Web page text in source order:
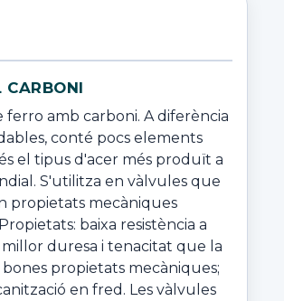
CARBONI
ferro amb carboni. A diferència
conté pocs elements
el tipus d'acer més produït a
S'utilitza en vàlvules que
propietats mecàniques
baixa resistència a
millor duresa i tenacitat que la
bones propietats mecàniques;
en fred. Les vàlvules